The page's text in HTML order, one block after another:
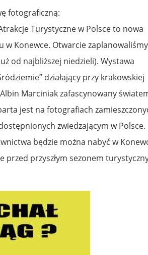
fotograficzną:
Turystyczne w Polsce to nowa
w Konewce. Otwarcie zaplanowaliśmy
od najbliższej niedzieli). Wystawa
działający przy krakowskiej
Marciniak zafascynowany
jest na fotografiach
zwiedzającym w Polsce.
będzie można nabyć w
przyszłym sezonem